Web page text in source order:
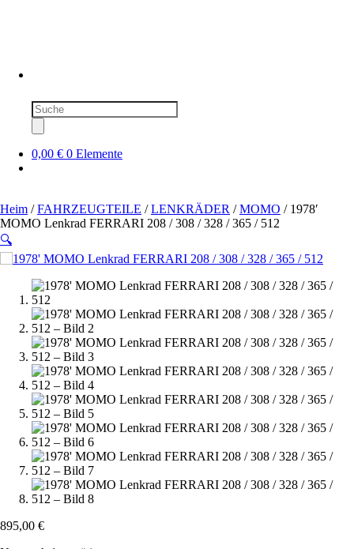
Produktsuche
0,00 € 0 Elemente
Heim /FAHRZEUGTEILE /LENKRÄDER /MOMO / 1978′
MOMO Lenkrad FERRARI 208 / 308 / 328 / 365 / 512
🔍
895,00 €